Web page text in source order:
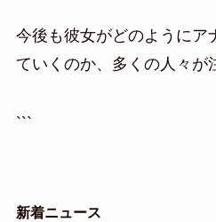
今後も彼女がどのようにア
ていくのか、多くの人々が
```
新着ニュース